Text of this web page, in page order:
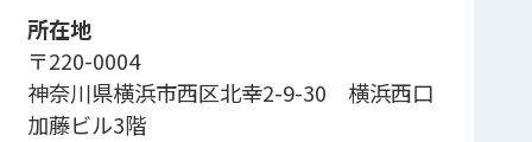
所在地
〒220-0004
神奈川県横浜市西区北幸2-9-30 横浜西口
加藤ビル3階